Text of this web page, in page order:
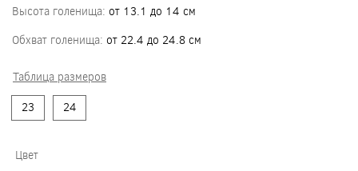
Высота голенища: от 13.1 до 14 см
Обхват голенища: от 22.4 до 24.8 см
Таблица размеров
23
24
Цвет